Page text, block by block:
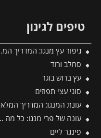
טיפים לגינון
גיפור עץ מנגו: המדריך המקצועי לטיפול בקימחון, הגדלת היבול ודרכי יישום יעילות
סחלב ורוד
עץ ברוש בוגר
סוגי עצי תפוזים
עונת המנגו: המדריך המלא לפרי, שתילה, גיזום ודישון לאורך השנה
עונה של פרי מנגו: כל מה שצריך לדעת על מועדי ההבשלה, הקטיף וההנבה
פינגר ליים